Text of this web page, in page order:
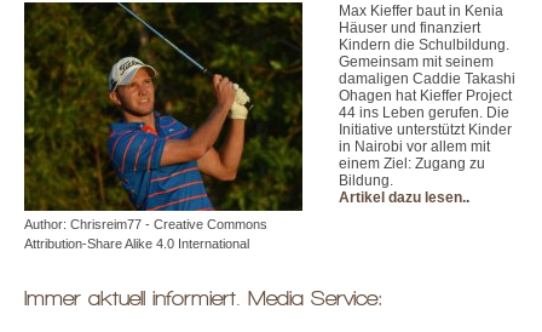
Author: Chrisreim77 - Creative Commons
Attribution-Share Alike 4.0 International
Max Kieffer baut in Kenia
Häuser und finanziert
Kindern die Schulbildung.
Gemeinsam mit seinem
damaligen Caddie Takashi
Ohagen hat Kieffer Project
44 ins Leben gerufen. Die
Initiative unterstützt Kinder
in Nairobi vor allem mit
einem Ziel: Zugang zu
Bildung.
Artikel dazu lesen..
Immer aktuell informiert. Media Service: